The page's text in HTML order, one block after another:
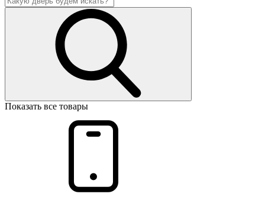
Показать все товары